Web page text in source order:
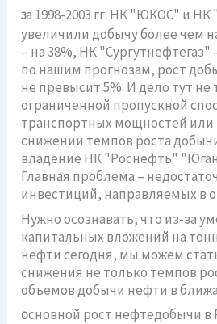
За 1998-2003 гг. НК "ЮКОС" и
увеличили добычу более чем
– на 38%, НК "Сургутнефтегаз"
по нашим прогнозам, рост
не превысит 5%. И дело тут не
ограниченной пропускной
транспортных мощностей
снижении темпов роста
владение НК "Роснефть"
Главная проблема –
инвестиций, направляемых в
Нужно осознавать, что из-за
капитальных вложений на
нефти сегодня, мы можем
снижения не только темпов
объемов добычи нефти в
Основной рост нефтедобычи в